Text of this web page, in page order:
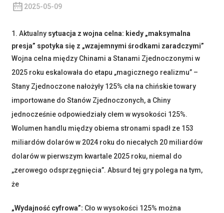
2025-05-09
1. Aktualny sytuacjaz wojna celna: kiedy „maksymalna
presja” spotyka się z „wzajemnymi środkami zaradczymi”
Wojna celna między Chinami a Stanami Zjednoczonymi w
2025 roku eskalowała do etapu „magicznego realizmu” –
Stany Zjednoczone nałożyły 125% cła na chińskie towary
importowane do Stanów Zjednoczonych, a Chiny
jednocześnie odpowiedziały cłem w wysokości 125%.
Wolumen handlu między obiema stronami spadł ze 153
miliardów dolarów w 2024 roku do niecałych 20 miliardów
dolarów w pierwszym kwartale 2025 roku, niemal do
„zerowego odsprzęgnięcia”. Absurd tej gry polega na tym,
że
„Wydajność cyfrowa”: Cło w wysokości 125% można